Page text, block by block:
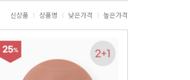
신상품 상품명 낮은가격 높은가격